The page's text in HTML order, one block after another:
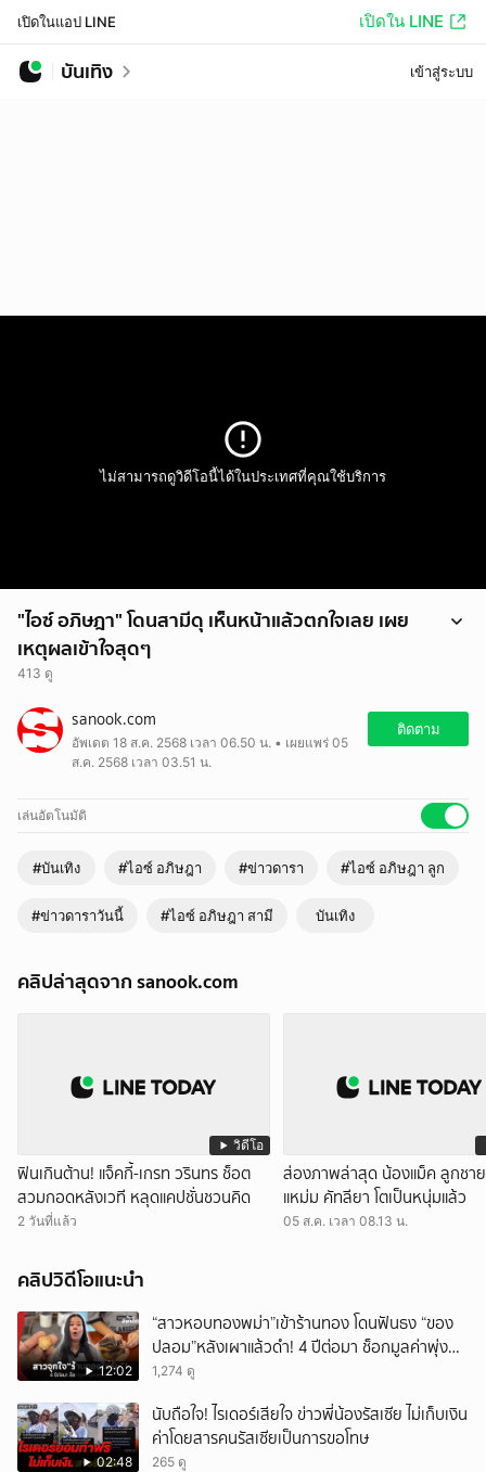
เปิดในแอป LINE เปิดใน LINE
บันเทิง เข้าสู่ระบบ
ไม่สามารถดูวิดีโอนี้ได้ในประเทศที่คุณใช้บริการ
"ไอซ์ อภิษฎา" โดนสามีดุ เห็นหน้าแล้วตกใจเลย เผย
เหตุผลเข้าใจสุดๆ
413 ดู
"ไอซ์ อภิษฎา" โดนสามีดุ เห็นหน้าแล้วตกใจเลย เผยเหตุผลเข้าใจสุดๆ
sanook.com
อัพเดต 18 ส.ค. 2568 เวลา 06.50 น. • เผยแพร่ 05
ส.ค. 2568 เวลา 03.51 น.
ติดตาม
เล่นอัตโนมัติ
#บันเทิง #ไอซ์ อภิษฎา #ข่าวดารา #ไอซ์ อภิษฎา ลูก
#ข่าวดาราวันนี้ #ไอซ์ อภิษฎา สามี บันเทิง
คลิปล่าสุดจาก sanook.com
วิดีโอ
ฟินเกินต้าน! แจ็คกี้-เกรท วรินทร ช็อต
สวมกอดหลังเวที หลุดแคปชั่นชวนคิด
2 วันที่แล้ว
ส่องภาพล่าสุด น้องแม็ค ลูกชา
แหม่ม คัทลียา โตเป็นหนุ่มแล้ว
05 ส.ค. เวลา 08.13 น.
คลิปวิดีโอแนะนำ
12:02
“สาวหอบทองพม่า”เข้าร้านทอง โดนฟันธง “ของ
ปลอม”หลังเผาแล้วดำ! 4 ปีต่อมา ช็อกมูลค่าพุ่ง
มหาศาล!
1,274 ดู
02:48
นับถือใจ! ไรเดอร์เสียใจ ข่าวพี่น้องรัสเซีย ไม่เก็บเงิน
ค่าโดยสารคนรัสเซียเป็นการขอโทษ
265 ดู